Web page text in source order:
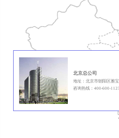
北京总公司
地址：北京市朝阳区雅
咨询热线：400-600-1123